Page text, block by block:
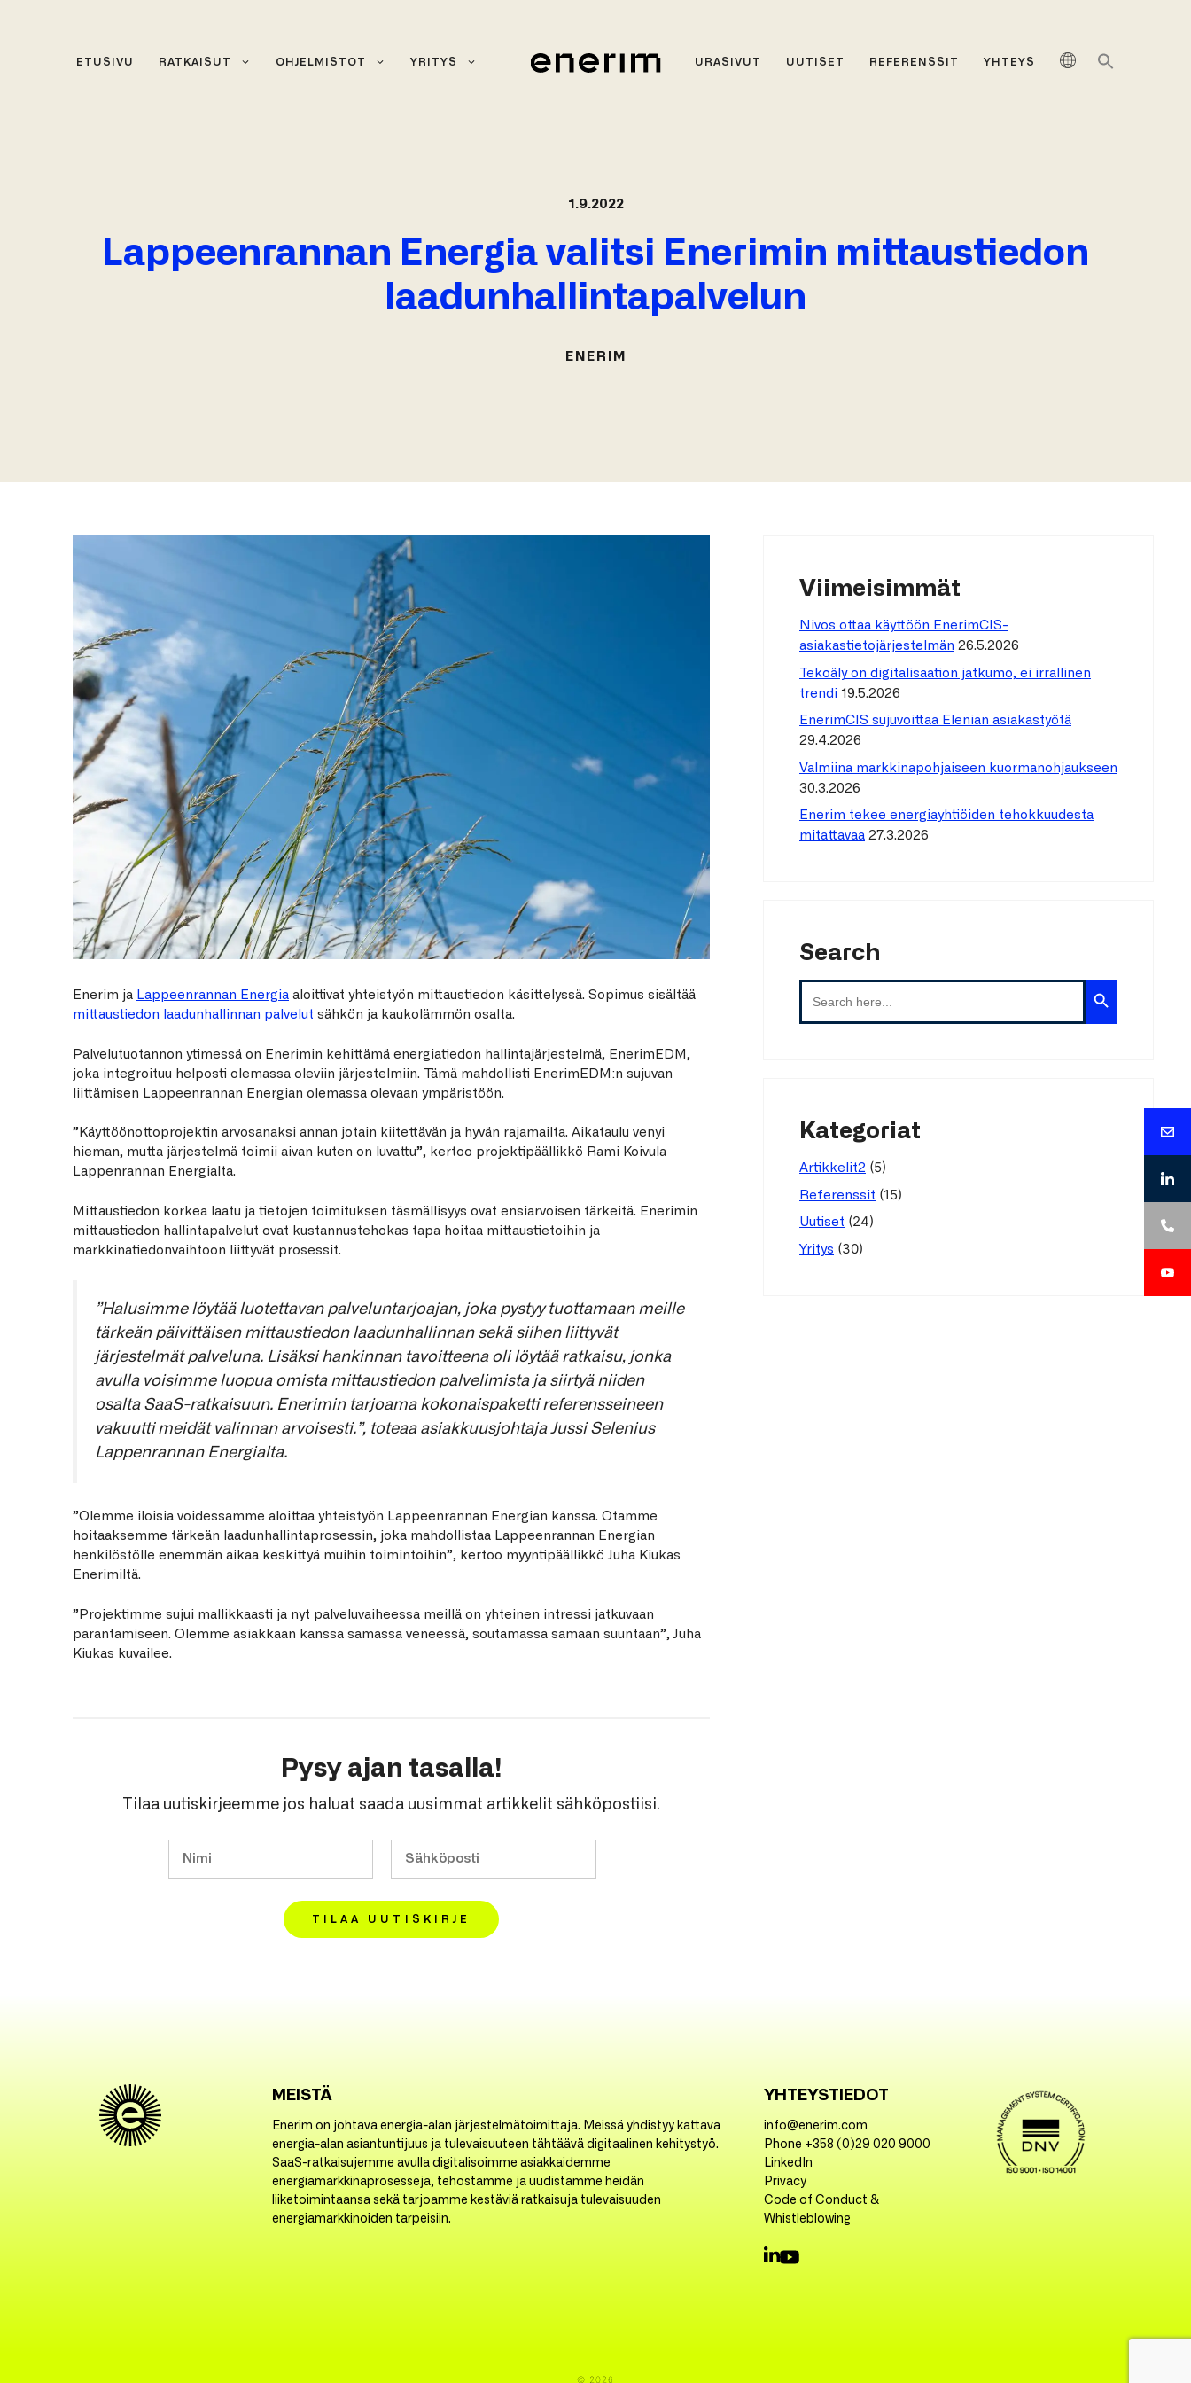
ETUSIVU RATKAISUT OHJELMISTOT YRITYS URASIVUT UUTISET REFERENSSIT YHTEYS
1.9.2022
Lappeenrannan Energia valitsi Enerimin mittaustiedon
laadunhallintapalvelun
ENERIM
Enerim ja Lappeenrannan Energia aloittivat yhteistyön mittaustiedon käsittelyssä. Sopimus sisältää
mittaustiedon laadunhallinnan palvelut sähkön ja kaukolämmön osalta.
Palvelutuotannon ytimessä on Enerimin kehittämä energiatiedon hallintajärjestelmä, EnerimEDM,
joka integroituu helposti olemassa oleviin järjestelmiin. Tämä mahdollisti EnerimEDM:n sujuvan
liittämisen Lappeenrannan Energian olemassa olevaan ympäristöön.
”Käyttöönottoprojektin arvosanaksi annan jotain kiitettävän ja hyvän rajamailta. Aikataulu venyi
hieman, mutta järjestelmä toimii aivan kuten on luvattu”, kertoo projektipäällikkö Rami Koivula
Lappenrannan Energialta.
Mittaustiedon korkea laatu ja tietojen toimituksen täsmällisyys ovat ensiarvoisen tärkeitä. Enerimin
mittaustiedon hallintapalvelut ovat kustannustehokas tapa hoitaa mittaustietoihin ja
markkinatiedonvaihtoon liittyvät prosessit.
”Halusimme löytää luotettavan palveluntarjoajan, joka pystyy tuottamaan meille
tärkeän päivittäisen mittaustiedon laadunhallinnan sekä siihen liittyvät
järjestelmät palveluna. Lisäksi hankinnan tavoitteena oli löytää ratkaisu, jonka
avulla voisimme luopua omista mittaustiedon palvelimista ja siirtyä niiden
osalta SaaS-ratkaisuun. Enerimin tarjoama kokonaispaketti referensseineen
vakuutti meidät valinnan arvoisesti.”, toteaa asiakkuusjohtaja Jussi Selenius
Lappenrannan Energialta.
”Olemme iloisia voidessamme aloittaa yhteistyön Lappeenrannan Energian kanssa. Otamme
hoitaaksemme tärkeän laadunhallintaprosessin, joka mahdollistaa Lappeenrannan Energian
henkilöstölle enemmän aikaa keskittyä muihin toimintoihin”, kertoo myyntipäällikkö Juha Kiukas
Enerimiltä.
”Projektimme sujui mallikkaasti ja nyt palveluvaiheessa meillä on yhteinen intressi jatkuvaan
parantamiseen. Olemme asiakkaan kanssa samassa veneessä, soutamassa samaan suuntaan”, Juha
Kiukas kuvailee.
Pysy ajan tasalla!
Tilaa uutiskirjeemme jos haluat saada uusimmat artikkelit sähköpostiisi.
TILAA UUTISKIRJE
Viimeisimmät
Nivos ottaa käyttöön EnerimCIS-
asiakastietojärjestelmän 26.5.2026
Tekoäly on digitalisaation jatkumo, ei irrallinen
trendi 19.5.2026
EnerimCIS sujuvoittaa Elenian asiakastyötä
29.4.2026
Valmiina markkinapohjaiseen kuormanohjaukseen
30.3.2026
Enerim tekee energiayhtiöiden tehokkuudesta
mitattavaa 27.3.2026
Search
for:
Search Button
Kategoriat
Artikkelit2 (5)
Referenssit (15)
Uutiset (24)
Yritys (30)
MEISTÄ
Enerim on johtava energia-alan järjestelmätoimittaja. Meissä yhdistyy kattava
energia-alan asiantuntijuus ja tulevaisuuteen tähtäävä digitaalinen kehitystyö.
SaaS-ratkaisujemme avulla digitalisoimme asiakkaidemme
energiamarkkinaprosesseja, tehostamme ja uudistamme heidän
liiketoimintaansa sekä tarjoamme kestäviä ratkaisuja tulevaisuuden
energiamarkkinoiden tarpeisiin.
YHTEYSTIEDOT
info@enerim.com
Phone +358 (0)29 020 9000
LinkedIn
Privacy
Code of Conduct &
Whistleblowing
© 2026